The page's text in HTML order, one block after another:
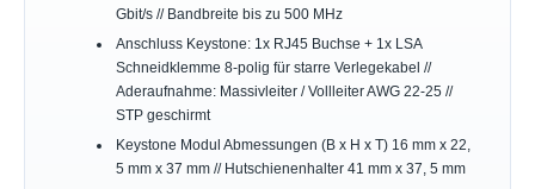
Gbit/s // Bandbreite bis zu 500 MHz
Anschluss Keystone: 1x RJ45 Buchse + 1x LSA
Schneidklemme 8-polig für starre Verlegekabel //
Aderaufnahme: Massivleiter / Vollleiter AWG 22-25 //
STP geschirmt
Keystone Modul Abmessungen (B x H x T) 16 mm x 22,
5 mm x 37 mm // Hutschienenhalter 41 mm x 37, 5 mm